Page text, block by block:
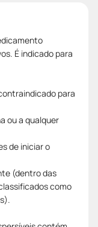
É indicado para
para
ou a qualquer
de iniciar o
(dentro das
como